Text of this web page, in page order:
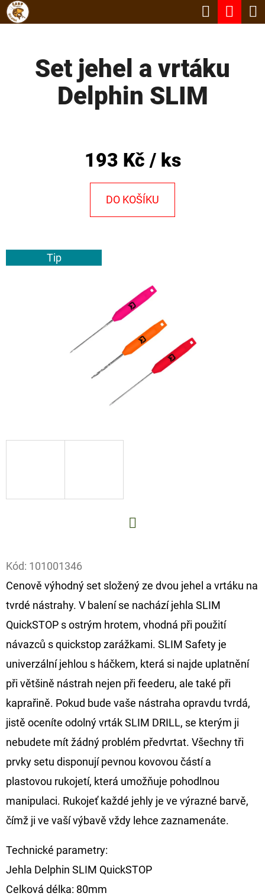
Přejít
Hledat
Set jehel a vrtáku
Delphin SLIM
193 Kč / ks
DO KOŠÍKU
Tip
Kód: 101001346
Cenově výhodný set složený ze dvou jehel a vrtáku na
tvrdé nástrahy. V balení se nachází jehla SLIM
QuickSTOP s ostrým hrotem, vhodná při použití
návazců s quickstop zarážkami. SLIM Safety je
univerzální jehlou s háčkem, která si najde uplatnění
při většině nástrah nejen při feederu, ale také při
kaprařině. Pokud bude vaše nástraha opravdu tvrdá,
jistě oceníte odolný vrták SLIM DRILL, se kterým ji
nebudete mít žádný problém předvrtat. Všechny tři
prvky setu disponují pevnou kovovou částí a
plastovou rukojetí, která umožňuje pohodlnou
manipulaci. Rukojeť každé jehly je ve výrazné barvě,
čímž ji ve vaší výbavě vždy lehce zaznamenáte.
Technické parametry:
Jehla Delphin SLIM QuickSTOP
Celková délka: 80mm
K
O
J
E
HLEDAT
D
O
P
O
R
U
Č
U
J
E
M
E
OLOVĚNÁ
ZÁTĚŽ
DELPHIN
CYBERBARBED
OTVOREM
Kč
40